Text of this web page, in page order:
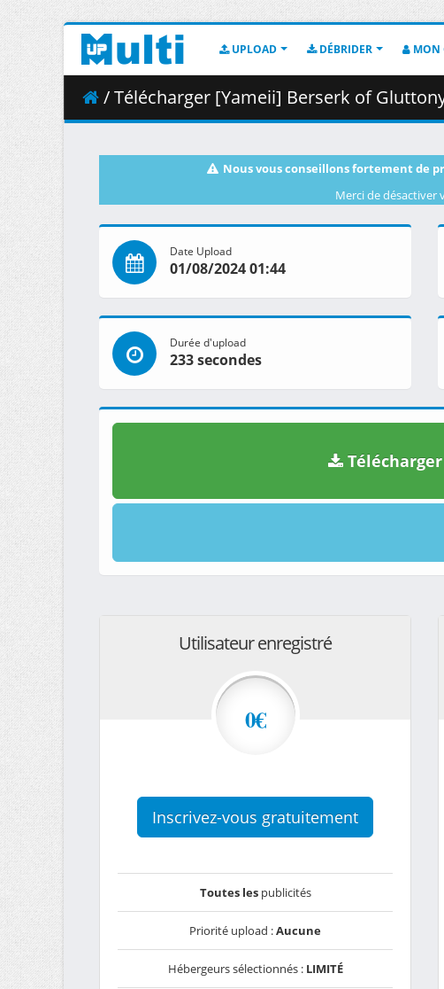
UPLOAD DÉBRIDER MON
/ Télécharger [Yameii] Berserk of Gluttony - S01E01
Nous vous conseillons fortement de
Merci de désactiver
Date Upload
01/08/2024 01:44
Durée d'upload
233 secondes
Utilisateur enregistré
0€
Inscrivez-vous gratuitement
Toutes lespublicités
Priorité upload :Aucune
Hébergeurs sélectionnés : LIMITÉ